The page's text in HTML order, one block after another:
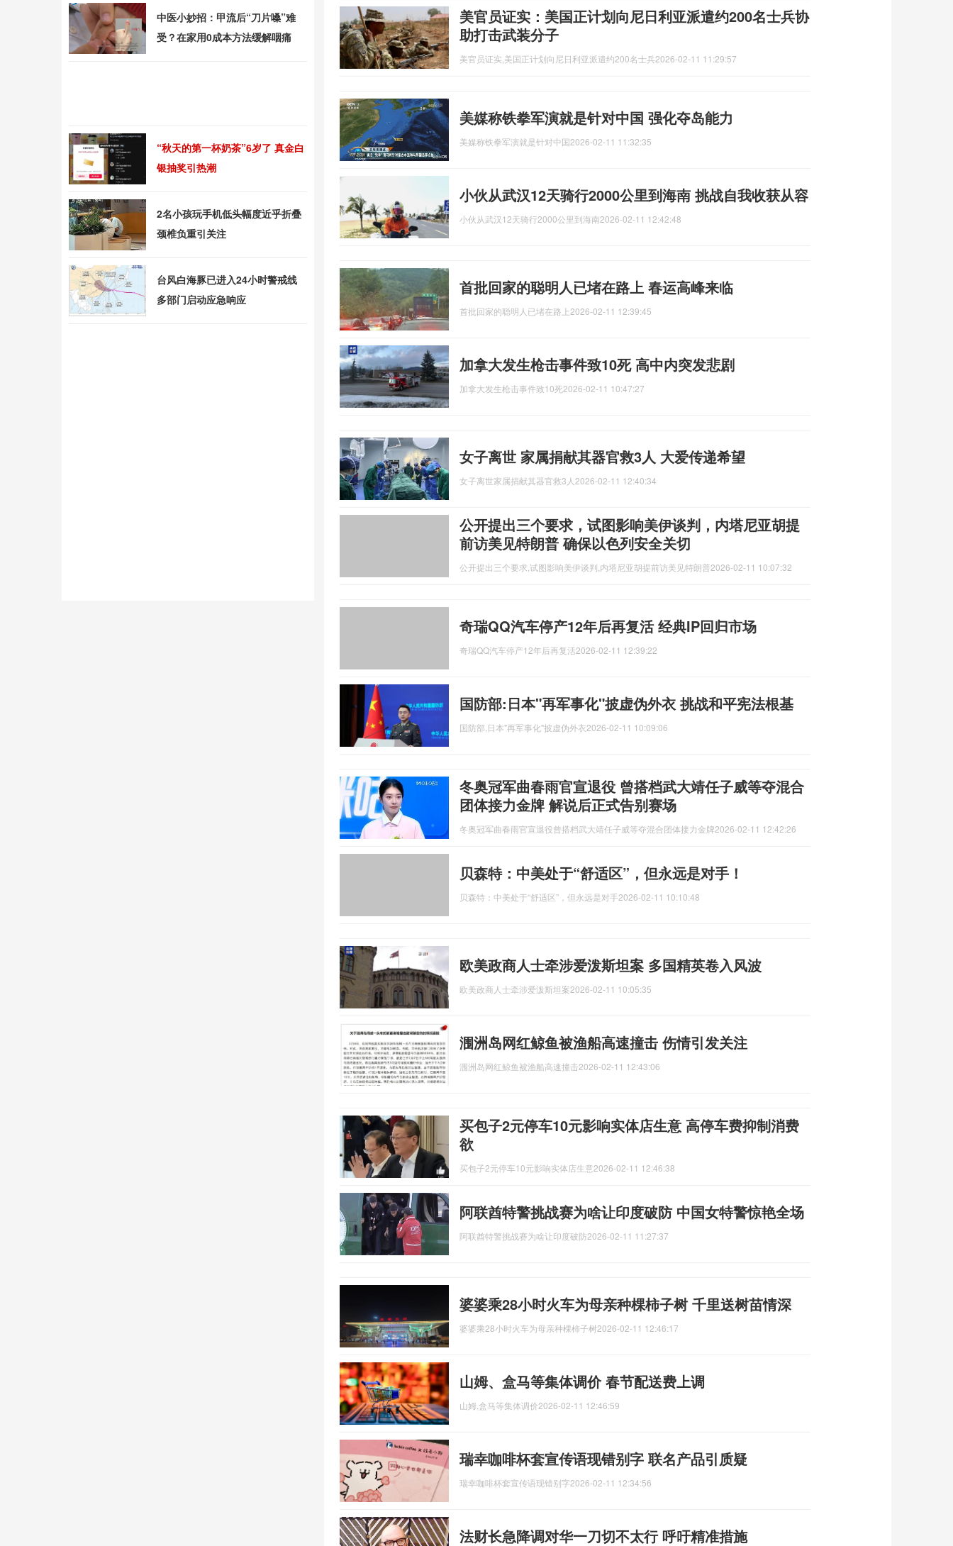
美官员证实：美国正计划向尼日利亚派遣约200名士兵协
助打击武装分子
美官员证实,美国正计划向尼日利亚派遣约200名士兵2026-02-11 11:29:57
美媒称铁拳军演就是针对中国 强化夺岛能力
美媒称铁拳军演就是针对中国2026-02-11 11:32:35
小伙从武汉12天骑行2000公里到海南 挑战自我收获从容
小伙从武汉12天骑行2000公里到海南2026-02-11 12:42:48
首批回家的聪明人已堵在路上 春运高峰来临
首批回家的聪明人已堵在路上2026-02-11 12:39:45
加拿大发生枪击事件致10死 高中内突发悲剧
加拿大发生枪击事件致10死2026-02-11 10:47:27
女子离世 家属捐献其器官救3人 大爱传递希望
女子离世家属捐献其器官救3人 2026-02-11 12:40:34
公开提出三个要求，试图影响美伊谈判，内塔尼亚胡提
前访美见特朗普 确保以色列安全关切
公开提出三个要求,试图影响美伊谈判,内塔尼亚胡提前访美见特朗普2026-02-11 10:07:32
奇瑞QQ汽车停产12年后再复活 经典IP回归市场
奇瑞QQ汽车停产12年后再复活2026-02-11 12:39:22
国防部:日本"再军事化"披虚伪外衣 挑战和平宪法根基
国防部,日本"再军事化"披虚伪外衣2026-02-11 10:09:06
冬奥冠军曲春雨官宣退役 曾搭档武大靖任子威等夺混合
团体接力金牌 解说后正式告别赛场
冬奥冠军曲春雨官宣退役曾搭档武大靖任子威等夺混合团体接力金牌2026-02-11 12:42:26
贝森特：中美处于“舒适区”，但永远是对手！
贝森特：中美处于“舒适区”，但永远是对手2026-02-11 10:10:48
欧美政商人士牵涉爱泼斯坦案 多国精英卷入风波
欧美政商人士牵涉爱泼斯坦案2026-02-11 10:05:35
涠洲岛网红鲸鱼被渔船高速撞击 伤情引发关注
涠洲岛网红鲸鱼被渔船高速撞击2026-02-11 12:43:06
买包子2元停车10元影响实体店生意 高停车费抑制消费
欲
买包子2元停车10元影响实体店生意2026-02-11 12:46:38
阿联酋特警挑战赛为啥让印度破防 中国女特警惊艳全场
阿联酋特警挑战赛为啥让印度破防2026-02-11 11:27:37
婆婆乘28小时火车为母亲种棵柿子树 千里送树苗情深
婆婆乘28小时火车为母亲种棵柿子树2026-02-11 12:46:17
山姆、盒马等集体调价 春节配送费上调
山姆,盒马等集体调价2026-02-11 12:46:59
瑞幸咖啡杯套宣传语现错别字 联名产品引质疑
瑞幸咖啡杯套宣传语现错别字2026-02-11 12:34:56
法财长急降调对华一刀切不太行 呼吁精准措施
中医小妙招：甲流后“刀片嗓”难
受？在家用0成本方法缓解咽痛
“秋天的第一杯奶茶”6岁了 真金白
银抽奖引热潮
2名小孩玩手机低头幅度近乎折叠
颈椎负重引关注
台风白海豚已进入24小时警戒线
多部门启动应急响应